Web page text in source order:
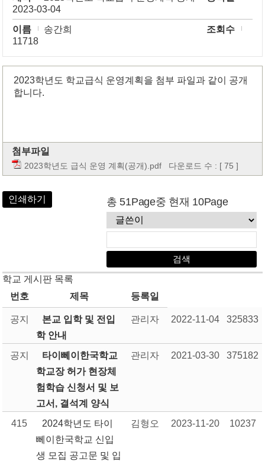
2023-03-04
이름
송간희
조회수
11718
2023학년도 학교급식 운영계획을 첨부 파일과 같이 공개
합니다.
첨부파일
2023학년도 급식 운영 계획(공개).pdf 다운로드 수 : [ 75 ]
인쇄하기 총 51Page중 현재 10Page
학교 게시판 목록
번호
제목 등록일
공지
본교 입학 및 전입
학 안내
관리자 2022-11-04 325833
공지
타이뻬이한국학교
학교장 허가 현장체
험학습 신청서 및 보
고서, 결석계 양식
관리자 2021-03-30 375182
415
2024학년도 타이
뻬이한국학교 신입
생 모집 공고문 및 입
김형오 2023-11-20 10237